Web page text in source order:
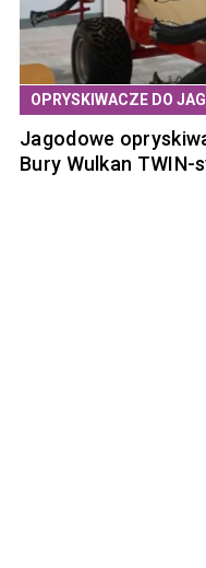
OPRYSKIWACZE DO
Jagodowe
Bury Wulkan TWIN-